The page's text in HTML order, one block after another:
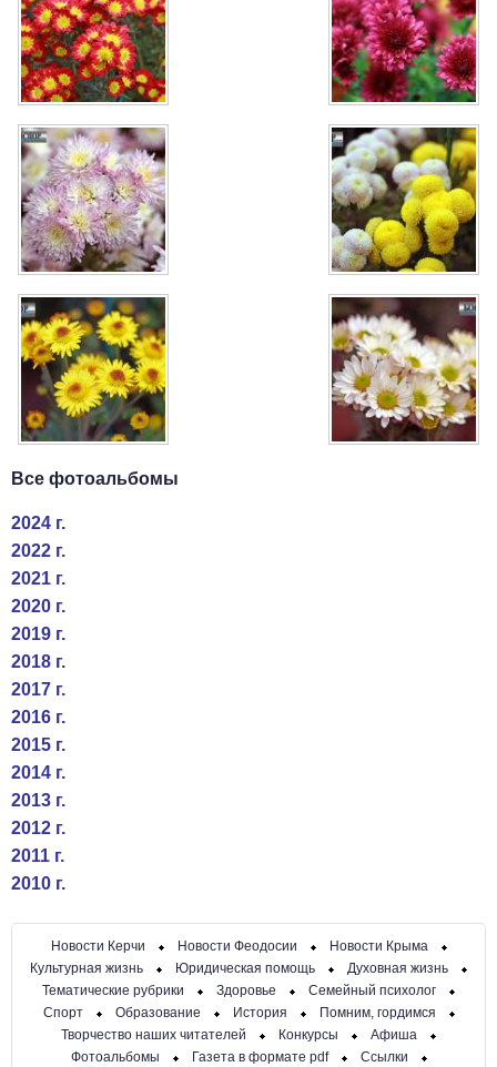
Все фотоальбомы
2024 г.
2022 г.
2021 г.
2020 г.
2019 г.
2018 г.
2017 г.
2016 г.
2015 г.
2014 г.
2013 г.
2012 г.
2011 г.
2010 г.
Новости Керчи Новости Феодосии
Новости Крыма
Культурная жизнь
Юридическая помощь
Духовная жизнь
Тематические рубрики
Здоровье
Семейный психолог
Спорт
Образование История
Помним, гордимся
Творчество наших читателей
Конкурсы
Афиша
Фотоальбомы
Газета в формате pdf Ссылки